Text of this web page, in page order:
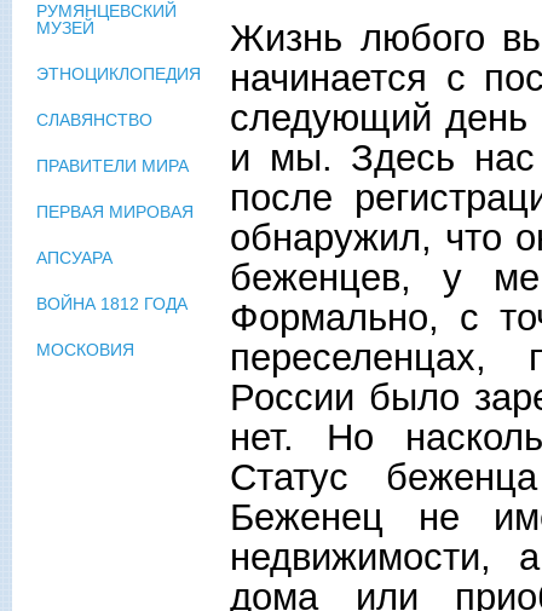
Жизнь любого
начинается с
следующий день
и мы. Здесь нас
после
обнаружил, что
беженцев, у
Формально, с
переселенцах,
России было
нет. Но
Статус
Беженец не
недвижимости,
дома или
РУМЯНЦЕВСКИЙ
МУЗЕЙ
ЭТНОЦИКЛОПЕДИЯ
СЛАВЯНСТВО
ПРАВИТЕЛИ МИРА
ПЕРВАЯ МИРОВАЯ
АПСУАРА
ВОЙНА 1812 ГОДА
МОСКОВИЯ